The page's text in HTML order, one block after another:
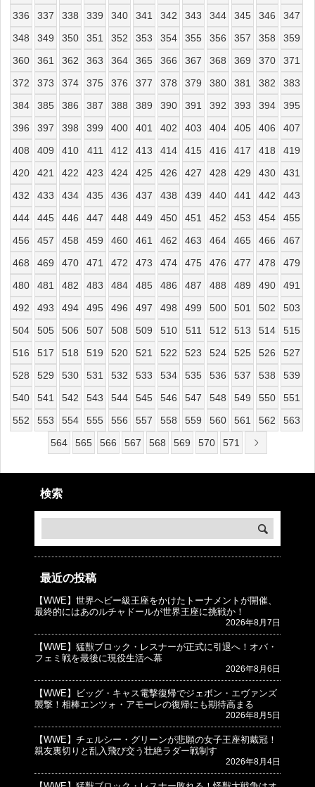
336
337 338 339 340 341 342 343 344 345 346
347
348
349 350 351 352 353 354 355 356 357 358
359
360
361 362 363 364 365 366 367 368 369 370
371
372
373 374 375 376 377 378 379 380 381 382
383
384
385 386 387 388 389 390 391 392 393 394
395
396
397 398 399 400 401 402 403 404 405 406
407
408
409 410 411 412 413 414 415 416 417 418
419
420
421 422 423 424 425 426 427 428 429 430
431
432
433 434 435 436 437 438 439 440 441 442
443
444
445 446 447 448 449 450 451 452 453 454
455
456
457 458 459 460 461 462 463 464 465 466
467
468
469 470 471 472 473 474 475 476 477 478
479
480
481 482 483 484 485 486 487 488 489 490
491
492
493 494 495 496 497 498 499 500 501 502
503
504
505 506 507 508 509 510 511 512 513 514
515
516
517 518 519 520 521 522 523 524 525 526
527
528
529 530 531 532 533 534 535 536 537 538
539
540
541 542 543 544 545 546 547 548 549 550
551
552
553 554 555 556 557 558 559 560 561 562
563
564
565 566 567 568 569 570 571
検索
最近の投稿
【WWE】世界ヘビー級王座をかけたトーナメントが開催、
最終的にはあのルチャドールが世界王座に挑戦か！
2026年8月7日
【WWE】猛獣ブロック・レスナーが正式に引退へ！オバ・
フェミ戦を最後に現役生活へ幕
2026年8月6日
【WWE】ビッグ・キャス電撃復帰でジェボン・エヴァンズ
襲撃！相棒エンツォ・アモーレの復帰にも期待高まる
2026年8月5日
【WWE】チェルシー・グリーンが悲願の女子王座初戴冠！
親友裏切りと乱入飛び交う壮絶ラダー戦制す
2026年8月4日
© プロレスJunkie ～WWEの最新情報 USA～